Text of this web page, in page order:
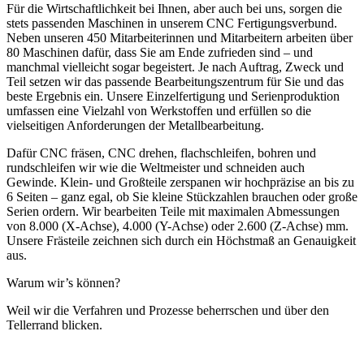
Für die Wirtschaftlichkeit bei Ihnen, aber auch bei uns, sorgen die
stets passenden Maschinen in unserem CNC Fertigungsverbund.
Neben unseren 450 Mitarbeiterinnen und Mitarbeitern arbeiten über
80 Maschinen dafür, dass Sie am Ende zufrieden sind – und
manchmal vielleicht sogar begeistert. Je nach Auftrag, Zweck und
Teil setzen wir das passende Bearbeitungszentrum für Sie und das
beste Ergebnis ein. Unsere Einzelfertigung und Serienproduktion
umfassen eine Vielzahl von Werkstoffen und erfüllen so die
vielseitigen Anforderungen der Metallbearbeitung.
Dafür CNC fräsen, CNC drehen, flachschleifen, bohren und
rundschleifen wir wie die Weltmeister und schneiden auch
Gewinde. Klein- und Großteile zerspanen wir hochpräzise an bis zu
6 Seiten – ganz egal, ob Sie kleine Stückzahlen brauchen oder große
Serien ordern. Wir bearbeiten Teile mit maximalen Abmessungen
von 8.000 (X-Achse), 4.000 (Y-Achse) oder 2.600 (Z-Achse) mm.
Unsere Frästeile zeichnen sich durch ein Höchstmaß an Genauigkeit
aus.
Warum wir’s können?
Weil wir die Verfahren und Prozesse beherrschen und über den
Tellerrand blicken.